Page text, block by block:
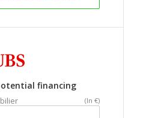
financing
(In €)